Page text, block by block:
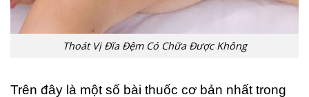
Thoát Vị Đĩa Đệm Có Chữa Được Không
Trên đây là một số bài thuốc cơ bản nhất trong